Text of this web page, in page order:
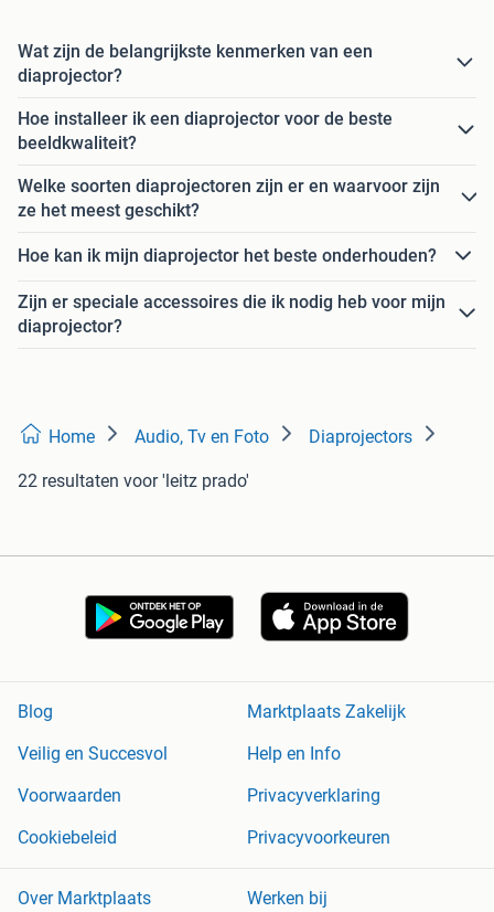
Wat zijn de belangrijkste kenmerken van een
diaprojector?
Hoe installeer ik een diaprojector voor de beste
beeldkwaliteit?
Welke soorten diaprojectoren zijn er en waarvoor zijn
ze het meest geschikt?
Hoe kan ik mijn diaprojector het beste onderhouden?
Zijn er speciale accessoires die ik nodig heb voor mijn
diaprojector?
Home Audio, Tv en Foto Diaprojectors
22 resultaten voor 'leitz prado'
Blog
Marktplaats Zakelijk
Veilig en Succesvol
Help en Info
Voorwaarden
Privacyverklaring
Cookiebeleid
Privacyvoorkeuren
Over Marktplaats Werken bij